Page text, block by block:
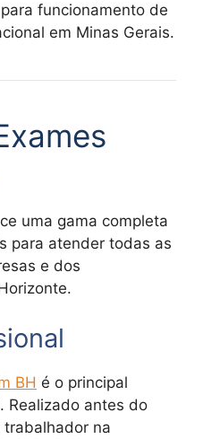
funcionamento de
em Minas Gerais.
uma gama completa
para atender todas as
e dos
BH é o principal
Realizado antes do
na